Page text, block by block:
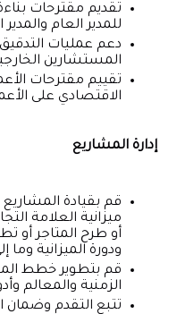
تقديم مقترحات
للمدير العام
دعم عمليات
المستشارين
تقييم مقترحات
الاقتصادي على
إدارة المشاريع
قم بقيادة
ميزانية العلامة
ودورة الميزانية وما
قم بتطوير خطط
الزمنية والمعالم
تتبع التقدم وضمان